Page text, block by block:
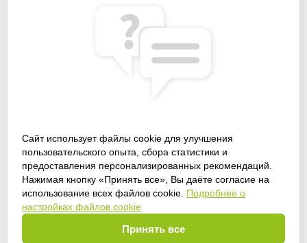
Сайт использует файлы cookie для улучшения
пользовательского опыта, сбора статистики и
предоставления персонализированных рекомендаций.
Нажимая кнопку «Принять все», Вы даёте согласие на
использование всех файлов cookie. Подробнее о
настройках файлов cookie
Принять все
Получить доступ